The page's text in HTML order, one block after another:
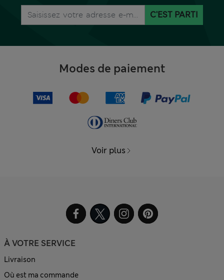
C'EST PARTI
Modes de paiement
Voir plus
À VOTRE SERVICE
Livraison
Où est ma commande